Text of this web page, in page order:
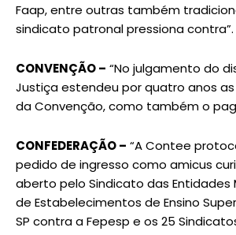
Faap, entre outras também
sindicato patronal pressiona contra”.
CONVENÇÃO – “No julgamento do
Justiça estendeu por quatro anos as
da Convenção, como também o
CONFEDERAÇÃO – “A Contee
pedido de ingresso como amicus
aberto pelo Sindicato das Entidades
de Estabelecimentos de Ensino
SP contra a Fepesp e os 25